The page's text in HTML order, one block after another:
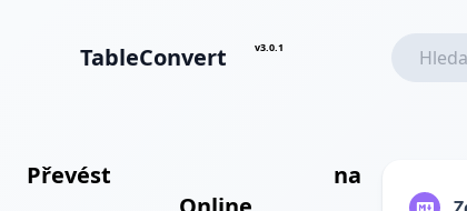
TableConvert v3.0.1
Převést
na